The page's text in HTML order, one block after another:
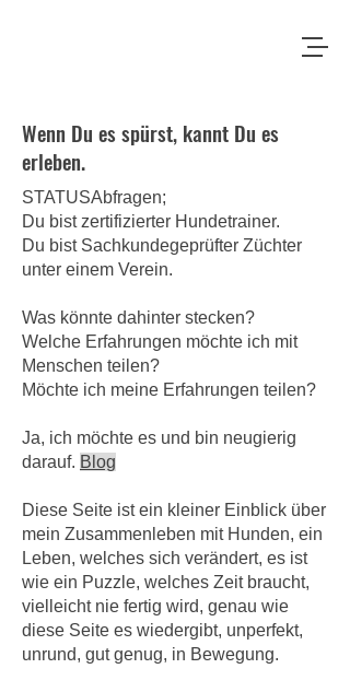
Wenn Du es spürst, kannt Du es
erleben.
STATUSAbfragen;
Du bist zertifizierter Hundetrainer.
Du bist Sachkundegeprüfter Züchter
unter einem Verein.
Was könnte dahinter stecken?
Welche Erfahrungen möchte ich mit
Menschen teilen?
Möchte ich meine Erfahrungen teilen?
Ja, ich möchte es und bin neugierig
darauf. Blog
Diese Seite ist ein kleiner Einblick über
mein Zusammenleben mit Hunden, ein
Leben, welches sich verändert, es ist
wie ein Puzzle, welches Zeit braucht,
vielleicht nie fertig wird, genau wie
diese Seite es wiedergibt, unperfekt,
unrund, gut genug, in Bewegung.